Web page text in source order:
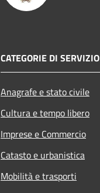
CATEGORIE DI SERVIZIO
Anagrafe e stato civile
Cultura e tempo libero
Imprese e Commercio
Catasto e urbanistica
Mobilità e trasporti